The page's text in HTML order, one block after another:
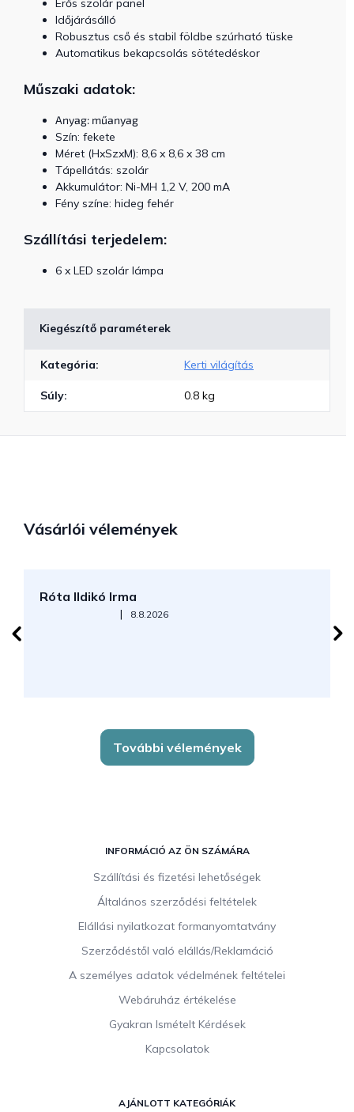
Erős szolár panel
Időjárásálló
Robusztus cső és stabil földbe szúrható tüske
Automatikus bekapcsolás sötétedéskor
Műszaki adatok:
Anyag: műanyag
Szín: fekete
Méret (HxSzxM): 8,6 x 8,6 x 38 cm
Tápellátás: szolár
Akkumulátor: Ni-MH 1,2 V, 200 mA
Fény színe: hideg fehér
Szállítási terjedelem:
6 x LED szolár lámpa
Kiegészítő paraméterek
Kategória: Kerti világítás
Súly: 0.8 kg
Vásárlói vélemények
Róta Ildikó Irma
Az áruház értékelése 5-ből 5 csillag.
| 8.8.2026
További vélemények
INFORMÁCIÓ AZ ÖN SZÁMÁRA
Szállítási és fizetési lehetőségek
Általános szerződési feltételek
Elállási nyilatkozat formanyomtatvány
Szerződéstől való elállás/Reklamáció
A személyes adatok védelmének feltételei
Webáruház értékelése
Gyakran Ismételt Kérdések
Kapcsolatok
AJÁNLOTT KATEGÓRIÁK